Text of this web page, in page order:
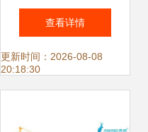
体门窗如何打造环
保理想环境？
查看详情
更新时间：2026-08-08
20:18:30